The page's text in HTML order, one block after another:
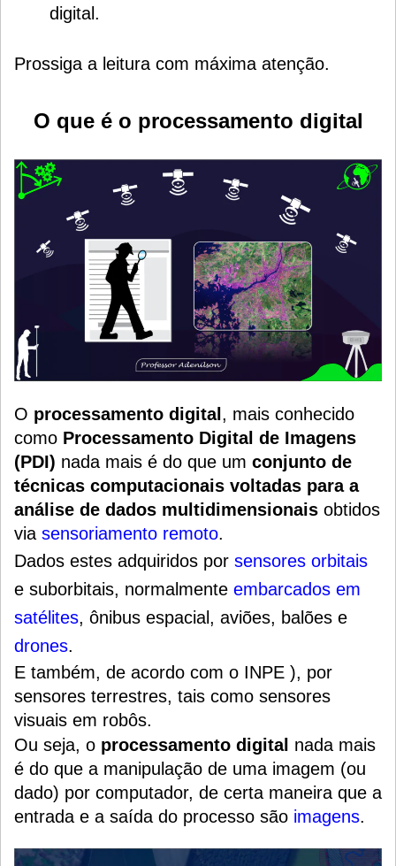
digital.
Prossiga a leitura com máxima atenção.
O que é o processamento digital
O processamento digital , mais conhecido
como Processamento Digital de Imagens
(PDI) nada mais é do que um conjunto de
técnicas computacionais voltadas para a
análise de dados multidimensionais obtidos
via sensoriamento remoto.
Dados estes adquiridos por sensores orbitais
e suborbitais, normalmente embarcados em
satélites, ônibus espacial, aviões, balões e
drones.
E também, de acordo com o INPE ), por
sensores terrestres, tais como sensores
visuais em robôs.
Ou seja, o processamento digital nada mais
é do que a manipulação de uma imagem (ou
dado) por computador, de certa maneira que a
entrada e a saída do processo são imagens.